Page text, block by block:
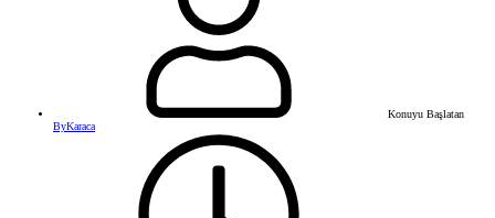
Konuyu Başlatan
ByKaraca